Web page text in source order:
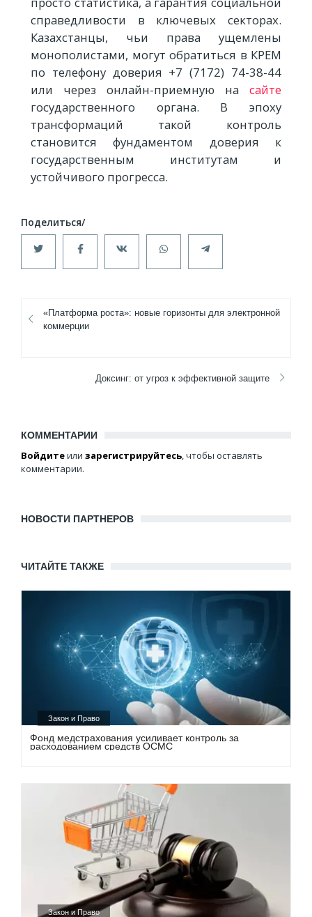
справедливости в ключевых секторах.
Казахстанцы, чьи права ущемлены
монополистами, могут обратиться в КРЕМ
по телефону доверия +7 (7172) 74-38-44
или через онлайн-приемную на сайте
государственного органа. В эпоху
трансформаций такой контроль
становится фундаментом доверия к
государственным институтам и
устойчивого прогресса.
«Платформа роста»: новые горизонты для электронной
коммерции
Доксинг: от угроз к эффективной защите
КОММЕНТАРИИ
Войдитеили зарегистрируйтесь, чтобы оставлять
комментарии.
НОВОСТИ ПАРТНЕРОВ
ЧИТАЙТЕ ТАКЖЕ
Закон и Право
Фонд медстрахования усиливает контроль за
расходованием средств ОСМС
Закон и Право